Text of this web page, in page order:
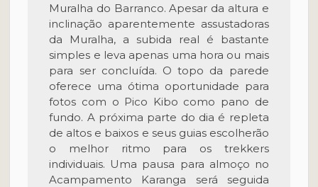
Muralha do Barranco. Apesar da altura e
inclinação aparentemente assustadoras
da Muralha, a subida real é bastante
simples e leva apenas uma hora ou mais
para ser concluída. O topo da parede
oferece uma ótima oportunidade para
fotos com o Pico Kibo como pano de
fundo. A próxima parte do dia é repleta
de altos e baixos e seus guias escolherão
o melhor ritmo para os trekkers
individuais. Uma pausa para almoço no
Acampamento Karanga será seguida